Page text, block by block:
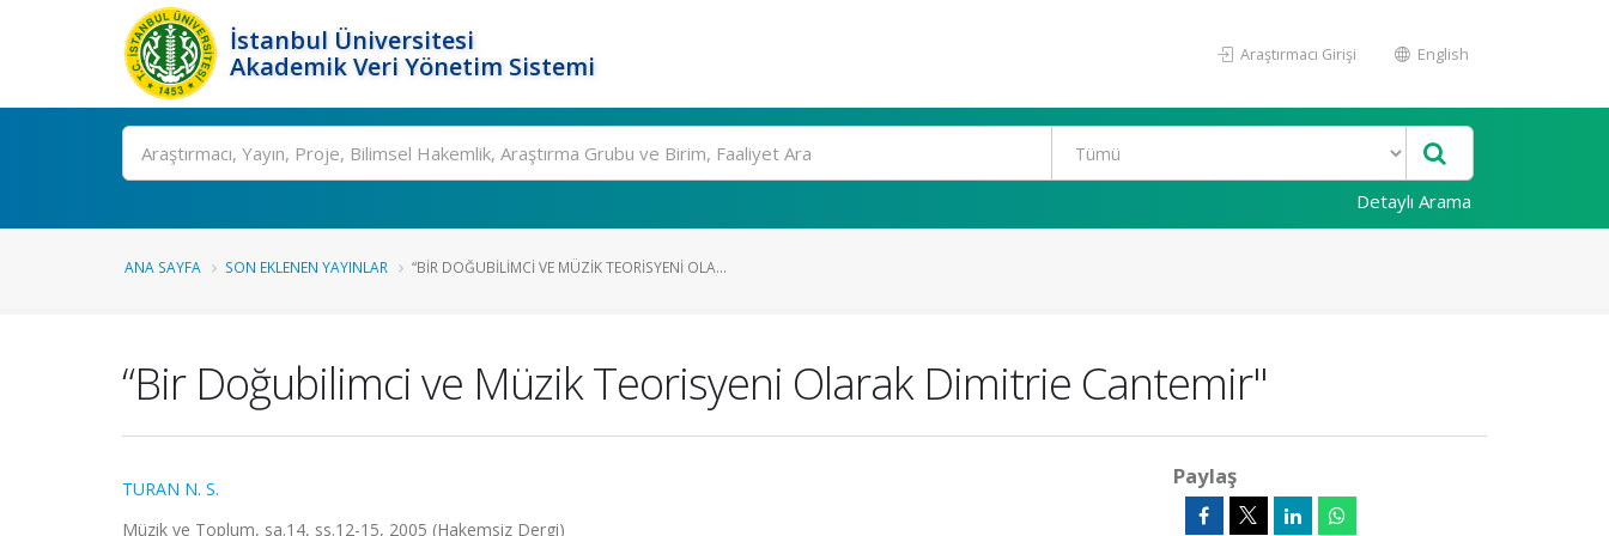
İstanbul Üniversitesi
Akademik Veri Yönetim Sistemi
Araştırmacı Girişi English
Ara
Detaylı Arama
ANA SAYFA SON EKLENEN YAYINLAR “BIR DOĞUBILIMCI VE MÜZIK TEORISYENI OLA...
“Bir Doğubilimci ve Müzik Teorisyeni Olarak Dimitrie Cantemir"
TURAN N. S.
Müzik ve Toplum, sa.14, ss.12-15, 2005 (Hakemsiz Dergi)
Paylaş